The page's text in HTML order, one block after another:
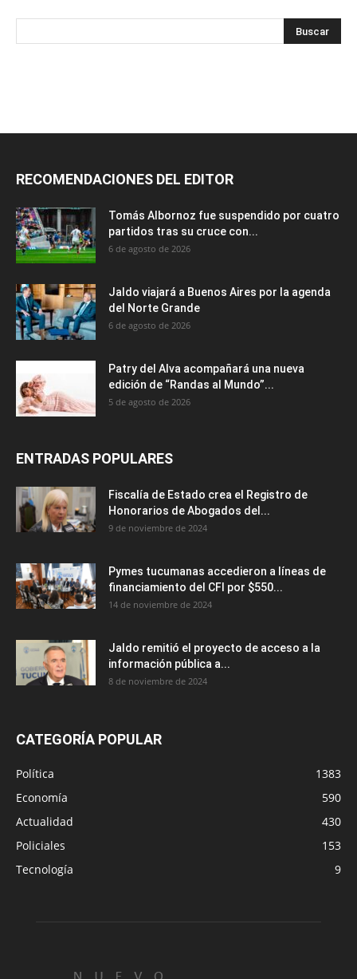
RECOMENDACIONES DEL EDITOR
Tomás Albornoz fue suspendido por cuatro
partidos tras su cruce con...
6 de agosto de 2026
Jaldo viajará a Buenos Aires por la agenda
del Norte Grande
6 de agosto de 2026
Patry del Alva acompañará una nueva
edición de “Randas al Mundo”...
5 de agosto de 2026
ENTRADAS POPULARES
Fiscalía de Estado crea el Registro de
Honorarios de Abogados del...
9 de noviembre de 2024
Pymes tucumanas accedieron a líneas de
financiamiento del CFI por $550...
14 de noviembre de 2024
Jaldo remitió el proyecto de acceso a la
información pública a...
8 de noviembre de 2024
CATEGORÍA POPULAR
Política
1383
Economía
590
Actualidad
430
Policiales
153
Tecnología
9